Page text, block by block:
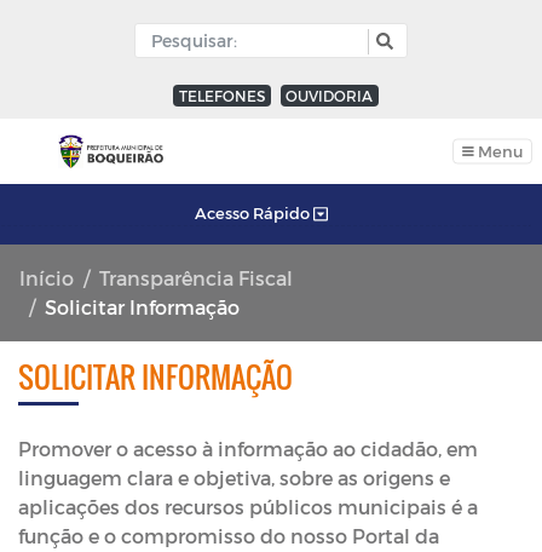
TELEFONES OUVIDORIA
Menu
Acesso Rápido
Início
Transparência Fiscal
Solicitar Informação
SOLICITAR INFORMAÇÃO
Promover o acesso à informação ao cidadão, em
linguagem clara e objetiva, sobre as origens e
aplicações dos recursos públicos municipais é a
função e o compromisso do nosso Portal da